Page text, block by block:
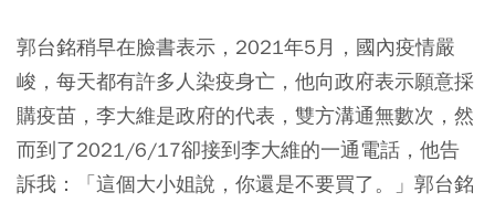
郭台銘稍早在臉書表示，2021年5月，國內疫情嚴
峻，每天都有許多人染疫身亡，他向政府表示願意採
購疫苗，李大維是政府的代表，雙方溝通無數次，然
而到了2021/6/17卻接到李大維的一通電話，他告
訴我：「這個大小姐說，你還是不要買了。」郭台銘